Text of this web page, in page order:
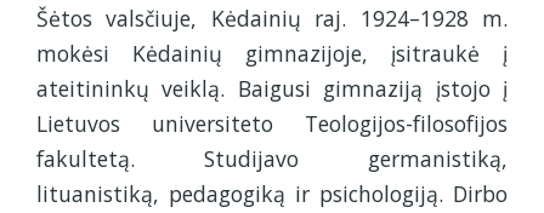
Šėtos valsčiuje, Kėdainių raj. 1924–1928 m.
mokėsi Kėdainių gimnazijoje, įsitraukė į
ateitininkų veiklą. Baigusi gimnaziją įstojo į
Lietuvos universiteto Teologijos-filosofijos
fakultetą. Studijavo germanistiką,
lituanistiką, pedagogiką ir psichologiją. Dirbo